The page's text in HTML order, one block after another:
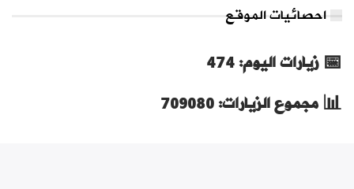
احصائيات الموقع
📅 زيارات اليوم: 474
📊 مجموع الزيارات: 709080